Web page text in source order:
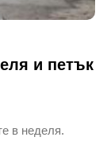
и петък
в неделя.